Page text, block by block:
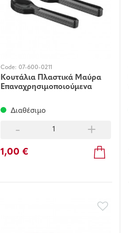
Code: 07-600-0211
Κουτάλια Πλαστικά Μαύρα
Επαναχρησιμοποιούμενα
Διαθέσιμο
- +
1,00 €